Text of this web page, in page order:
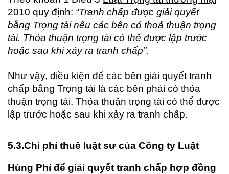
2010 quy định: “Tranh chấp được giải quyết
bằng Trọng tài nếu các bên có thoả thuận trọng
tài. Thỏa thuận trọng tài có thể được lập trước
hoặc sau khi xảy ra tranh chấp”.
Như vậy, điều kiện để các bên giải quyết tranh
chấp bằng Trọng tài là các bên phải có thỏa
thuận trọng tài. Thỏa thuận trọng tài có thể được
lập trước hoặc sau khi xảy ra tranh chấp.
5.3.Chi phí thuê luật sư của Công ty Luật
Hùng Phí để giải quyết tranh chấp hợp đồng